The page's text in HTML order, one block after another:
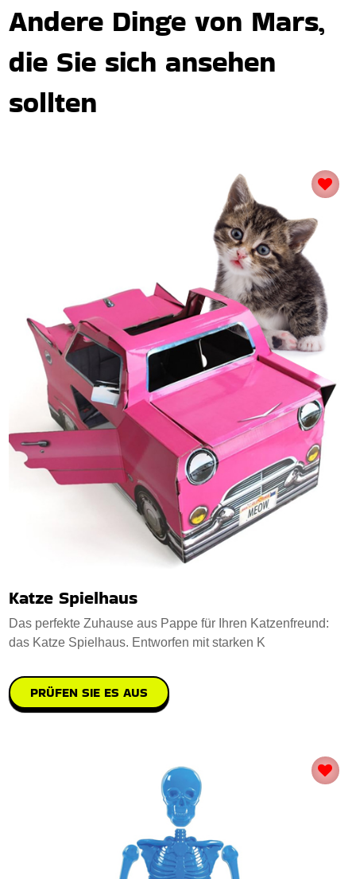
Andere Dinge von Mars,
die Sie sich ansehen
sollten
Katze Spielhaus
Das perfekte Zuhause aus Pappe für Ihren Katzenfreund:
das Katze Spielhaus. Entworfen mit starken K
PRÜFEN SIE ES AUS